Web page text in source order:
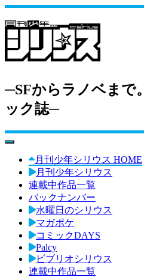
─SFからラノベまで
ック誌─
toggle navigation
月刊少年シリウス HOME
月刊少年シリウス
連載中作品一覧
バックナンバー
水曜日のシリウス
マガポケ
コミックDAYS
Palcy
ビブリオシリウス
連載中作品一覧